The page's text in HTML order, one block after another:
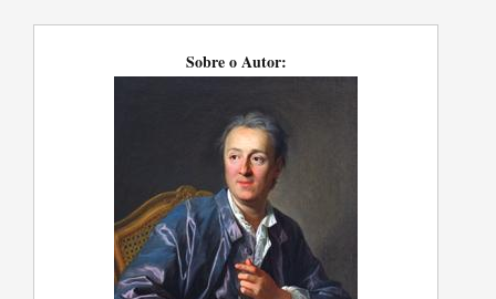
Sobre o Autor: